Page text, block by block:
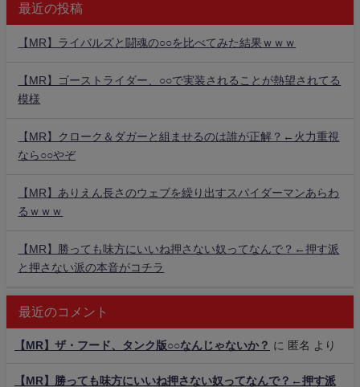
最近の投稿
【MR】ライバルズと闘魂の○○を比べてみた結果ｗｗｗ
【MR】ゴーストライダー、○○で実装されることが熱望されてる
模様
【MR】クローク＆ダガーと組ませるのは誰が正解？←火力重視
なら○○やぞ
【MR】ありえん長さのウェブを繰り出すスパイダーマンあらわ
るｗｗｗ
【MR】勝っても味方にいいね押さない奴ってなんで？←押す派
と押さない派の本音がコチラ
最近のコメント
【MR】ザ・フード、タンク版○○なんじゃないか？ に 匿名 より
【MR】勝っても味方にいいね押さない奴ってなんで？←押す派